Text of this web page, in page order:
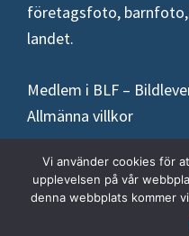
företagsfoto,
landet.
Medlem i BLF –
Allmänna villkor
Copyright ©
Vi använder cookies för
upplevelsen på vår
denna webbplats kommer